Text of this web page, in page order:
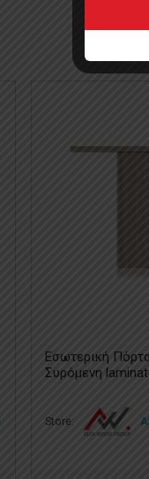
Εσωτερική
Συρόμενη
Store: